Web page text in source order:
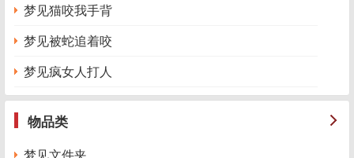
梦见猫咬我手背
梦见被蛇追着咬
梦见疯女人打人
物品类